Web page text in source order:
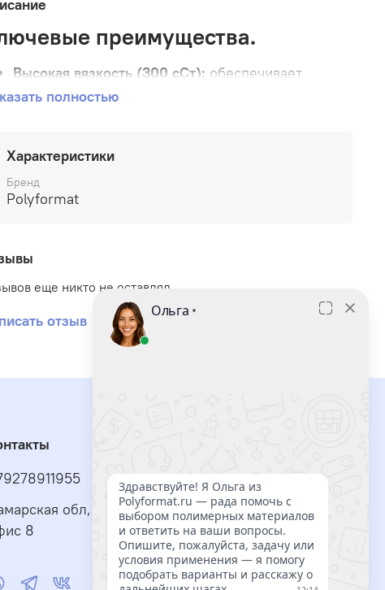
преимущества.
Высокая вязкость (300 сСт): обеспечивает
отличные демпфирующие и антиадгезионные
Широкий температурный интервал эксплуатации:
стабильность физических свойств сохраняется от
-40°C до +200°C, температура застывания — не
один из самых высоких показателей в линейке
ПМС, что критически важно для пожароопасных
Отличные диэлектрические характеристики:
образует остатков на поверхности форм,
материалов, придает отличные свойства
скольжения пластмассам и резинам.
Стойкость к радиации и окислению:не стареет
под воздействием атмосферных явлений,
устойчива к ионизирующему излучению.
полностью
Характеристики
Бренд
Polyformat
еще никто не оставлял
отзыв
обл, г Тольятти, ул Автостроителей, д.2,
8